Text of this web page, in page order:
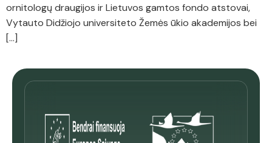
ornitologų draugijos ir Lietuvos gamtos fondo atstovai,
Vytauto Didžiojo universiteto Žemės ūkio akademijos bei
[…]